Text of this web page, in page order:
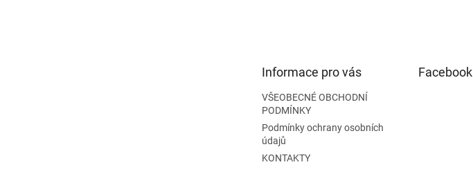
Informace pro vás
VŠEOBECNÉ OBCHODNÍ
PODMÍNKY
Podmínky ochrany osobních
údajů
KONTAKTY
Facebook